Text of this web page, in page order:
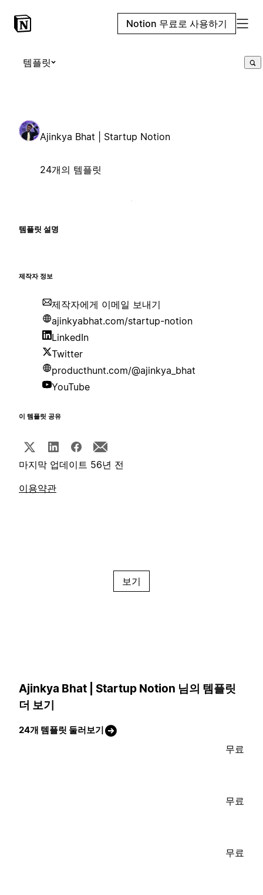
Notion 무료로 사용하기
템플릿
Ajinkya Bhat | Startup Notion
24개의 템플릿
템플릿 설명
제작자 정보
제작자에게 이메일 보내기
ajinkyabhat.com/startup-notion
LinkedIn
Twitter
producthunt.com/@ajinkya_bhat
YouTube
이 템플릿 공유
마지막 업데이트 56년 전
이용약관
보기
Ajinkya Bhat | Startup Notion 님의 템플릿
더 보기
24개 템플릿 둘러보기
무료
무료
무료